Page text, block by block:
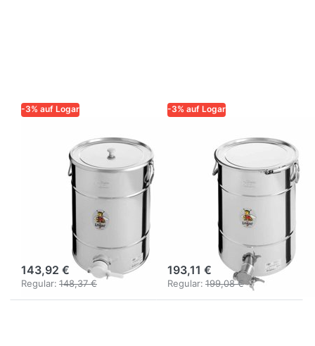
-3% auf Logar
ZUVERLÄSSIGKEIT FÜR
Abfüllbehälter
50 kg mit
Kunststoff-
Honighahn
143,92 €
Regular: 148,37 €
-3% auf Logar
ZUVERLÄSSIGKEIT FÜR
Abfüllbehälter
50 kg mit
Spannring und
Dichtung
193,11 €
Regular: 199,08 €